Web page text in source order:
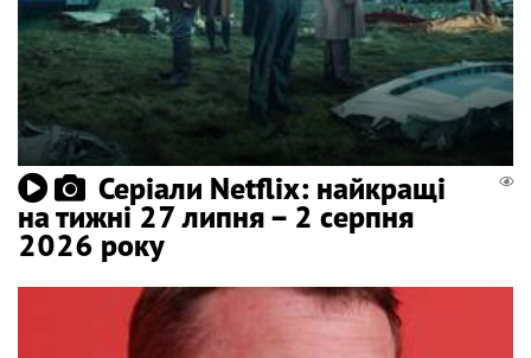
Серіали Netflix: найкращі
на тижні 27 липня – 2 серпня
2026 року